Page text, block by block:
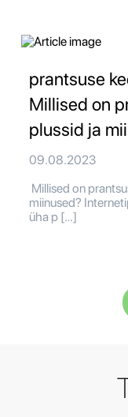
prantsuse
Millised on
plussid ja
09.08.2023
Millised on
miinused?
üha p […]